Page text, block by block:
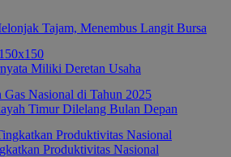
Tajam, Menembus Langit Bursa
Miliki Deretan Usaha
Timur Dilelang Bulan Depan
Produktivitas Nasional